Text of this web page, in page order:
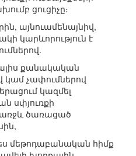
ցուցիչը։
այնուամենայնիվ,
կարևորություն է
քանակական
կամ չափումներով
կազմել
սփյուռքի
ծառացած
մեթոդաբանական հիմք